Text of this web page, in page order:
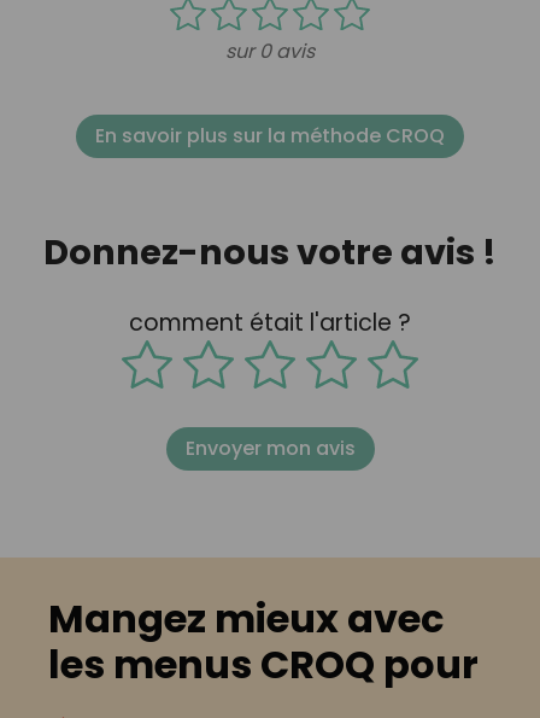
sur 0 avis
En savoir plus sur la méthode CROQ
Donnez-nous votre avis !
comment était l'article ?
Envoyer mon avis
Mangez mieux avec
les menus CROQ pour